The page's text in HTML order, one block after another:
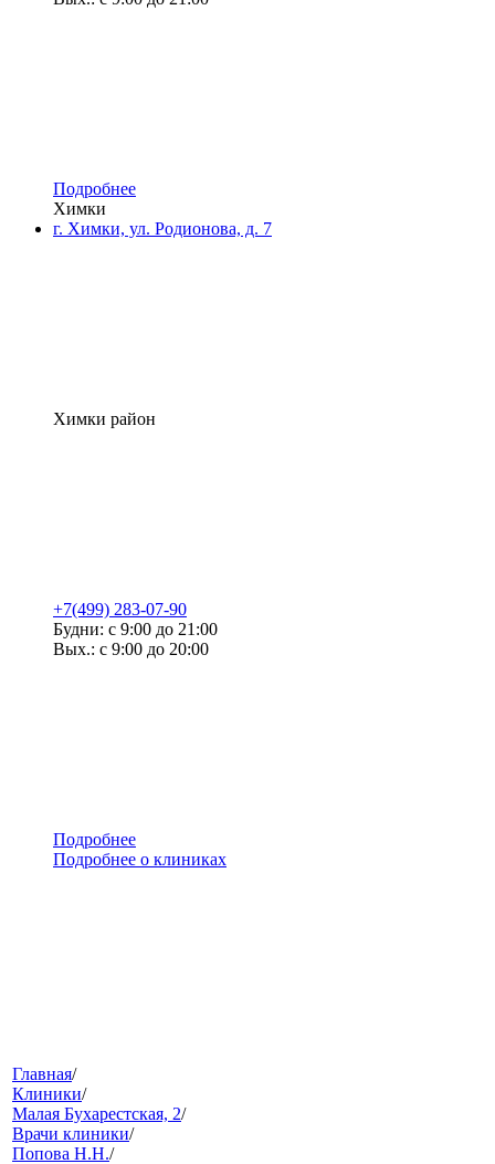
Подробнее
Химки
г. Химки, ул. Родионова, д. 7
Химки район
+7(499) 283-07-90
Будни: с 9:00 до 21:00
Вых.: с 9:00 до 20:00
Подробнее
Подробнее о клиниках
меню
Главная/
Клиники/
Малая Бухарестская, 2/
Врачи клиники/
Попова Н.Н./